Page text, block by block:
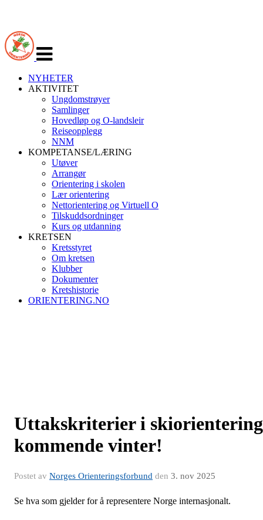
navigasjon
NYHETER
AKTIVITET
Ungdomstrøyer
Samlinger
Hovedløp og O-landsleir
Reiseopplegg
NNM
KOMPETANSE/LÆRING
Utøver
Arrangør
Orientering i skolen
Lær orientering
Nettorientering og Virtuell O
Tilskuddsordninger
Kurs og utdanning
KRETSEN
Kretsstyret
Om kretsen
Klubber
Dokumenter
Kretshistorie
ORIENTERING.NO
Uttakskriterier i skiorientering
kommende vinter!
Postet av Norges Orienteringsforbund den 3. nov 2025
Se hva som gjelder for å representere Norge internasjonalt.